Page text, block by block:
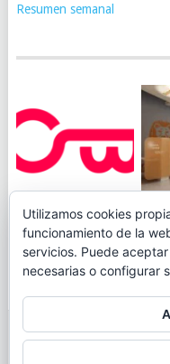
Resumen semanal
JUEGA AL
CANICÓDROMO
DIGITAL DE
OPENBANK
ING
LA
DE
©
Utilizamos cookies
funcionamiento de la
servicios. Puede
necesarias o configurar